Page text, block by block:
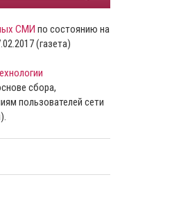
СМИ по состоянию на
(газета)
сбора,
пользователей сети